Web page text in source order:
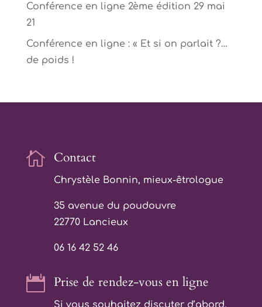
Conférence en ligne 2ème édition 29 mai
21
Conférence en ligne : « Et si on parlait ?…
de poids !
 Contact
Chrystèle Bonnin, mieux-êtrologue
35 avenue du poudouvre
22770 Lancieux
06 16 42 52 46
 Prise de rendez-vous en ligne
Si vous souhaitez discuter d’abord,